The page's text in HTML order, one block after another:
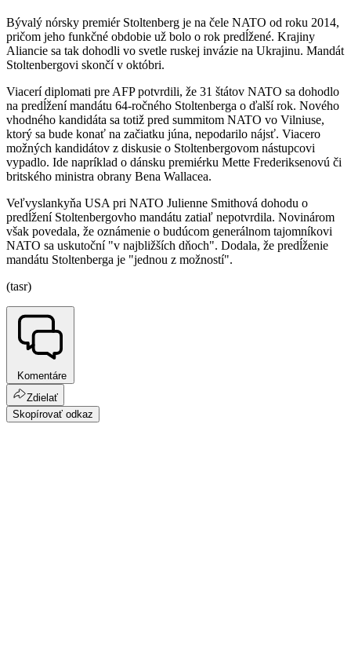
Bývalý nórsky premiér Stoltenberg je na čele NATO od roku 2014,
pričom jeho funkčné obdobie už bolo o rok predĺžené. Krajiny
Aliancie sa tak dohodli vo svetle ruskej invázie na Ukrajinu. Mandát
Stoltenbergovi skončí v októbri.
Viacerí diplomati pre AFP potvrdili, že 31 štátov NATO sa dohodlo
na predĺžení mandátu 64-ročného Stoltenberga o ďalší rok. Nového
vhodného kandidáta sa totiž pred summitom NATO vo Vilniuse,
ktorý sa bude konať na začiatku júna, nepodarilo nájsť. Viacero
možných kandidátov z diskusie o Stoltenbergovom nástupcovi
vypadlo. Ide napríklad o dánsku premiérku Mette Frederiksenovú či
britského ministra obrany Bena Wallacea.
Veľvyslankyňa USA pri NATO Julienne Smithová dohodu o
predĺžení Stoltenbergovho mandátu zatiaľ nepotvrdila. Novinárom
však povedala, že oznámenie o budúcom generálnom tajomníkovi
NATO sa uskutoční "v najbližších dňoch". Dodala, že predĺženie
mandátu Stoltenberga je "jednou z možností".
(tasr)
Komentáre
Zdielať
Skopírovať odkaz